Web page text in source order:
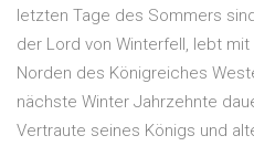
letzten Tage des Sommers
der Lord von Winterfell, lebt
Norden des Königreiches
nächste Winter Jahrzehnte
Vertraute seines Königs und